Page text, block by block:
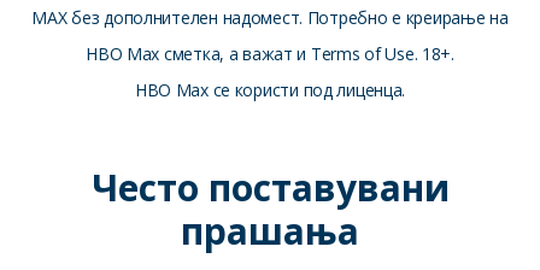
MAX без дополнителен надомест. Потребно е креирање на
HBO Max сметка, а важат и Terms of Use. 18+.
HBO Max се користи под лиценца.
Често поставувани
прашања